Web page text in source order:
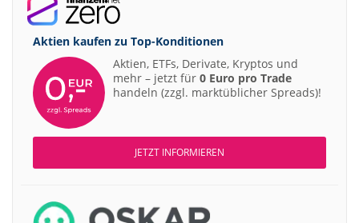
Aktien kaufen zu Top-Konditionen
Aktien, ETFs, Derivate, Kryptos und
mehr – jetzt für 0 Euro pro Trade
handeln (zzgl. marktüblicher Spreads)!
JETZT INFORMIEREN